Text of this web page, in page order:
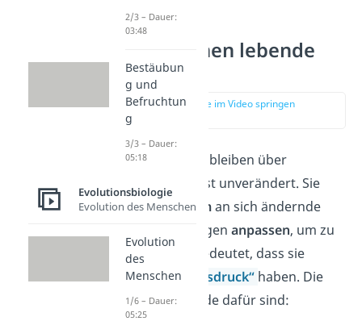
Wie entstehen lebende
Fossilien?
zur Stelle im Video springen
Lebende Fossilien bleiben über
Millionen Jahre fast unverändert. Sie
müssen sichkauman sich ändernde
Umweltbedingungenanpassen, um zu
überleben. Das bedeutet, dass sie
keinen „Selektionsdruck“ haben. Die
wichtigsten Gründe dafür sind:
2/3 – Dauer:
03:48
Bestäubun
g und
Befruchtun
g
3/3 – Dauer:
05:18
Evolutionsbiologie
Evolution des Menschen
Evolution
des
Menschen
1/6 – Dauer:
05:25